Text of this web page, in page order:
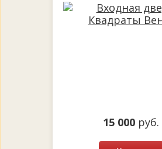
15 000 руб.